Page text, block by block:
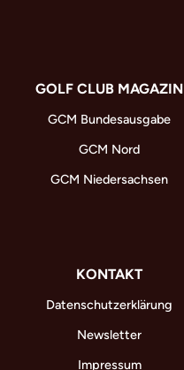
GOLF CLUB MAGAZIN
GCM Bundesausgabe
GCM Nord
GCM Niedersachsen
KONTAKT
Datenschutzerklärung
Newsletter
Impressum